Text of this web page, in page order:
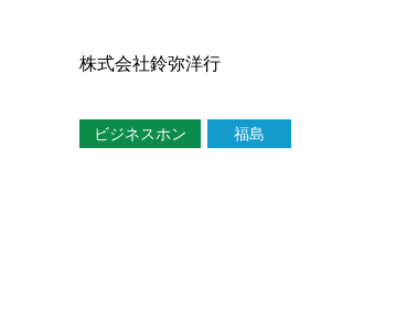
株式会社鈴弥洋行
ビジネスホン 福島